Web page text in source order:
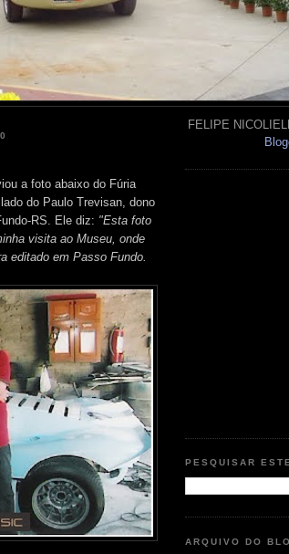
a foto abaixo do Fúria
do Paulo Trevisan, dono
RS. Ele diz: "Esta foto
visita ao Museu, onde
editado em Passo Fundo.
FELIPE
PESQUISAR
ARQUIVO DO